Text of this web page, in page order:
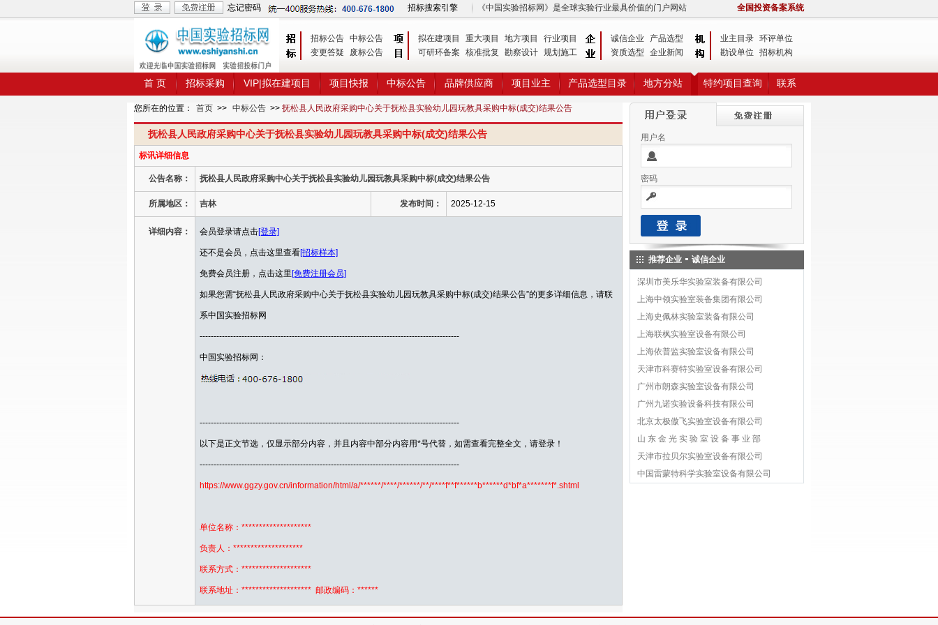
忘记密码 招标搜索引擎 《中国实验招标网》是全球实验行业最具价值的门户网站 全国投资备案系统
招标公告 中标公告
变更答疑
废标公告
拟在建项目 重大项目 地方项目
行业项目
可研环备案
核准批复 勘察设计 规划施工
诚信企业
产品选型
资质选型
企业新闻
业主目录 环评单位
勘设单位
招标机构
首 页 招标采购 VIP|拟在建项目 项目快报 中标公告 品牌供应商 项目业主 产品选型目录 地方分站 特约项目查询 联系
您所在的位置： 首页 >> 中标公告 >> 抚松县人民政府采购中心关于抚松县实验幼儿园玩教具采购中标(成交)结果公告
抚松县人民政府采购中心关于抚松县实验幼儿园玩教具采购中标(成交)结果公告
标讯详细信息
公告名称： 抚松县人民政府采购中心关于抚松县实验幼儿园玩教具采购中标(成交)结果公告
所属地区： 吉林 发布时间： 2025-12-15
详细内容： 会员登录请点击[登录]
还不是会员，点击这里查看[招标样本]
免费会员注册，点击这里 [免费注册会员]
如果您需“抚松县人民政府采购中心关于抚松县实验幼儿园玩教具采购中标(成交)结果公告”的更多详细信息，请联
系中国实验招标网
---------------------------------------------------------------------------------------------
中国实验招标网：
---------------------------------------------------------------------------------------------
以下是正文节选，仅显示部分内容，并且内容中部分内容用*号代替，如需查看完整全文，请登录！
---------------------------------------------------------------------------------------------
https://www.ggzy.gov.cn/information/html/a/******/****/******/**/****f**f******b******d*bf*a*******f*.shtml
单位名称：********************
负责人：********************
联系方式：********************
联系地址：******************** 邮政编码：******
用户名
密码
推荐企业 诚信企业
深圳市美乐华实验室装备有限公司
上海中领实验室装备集团有限公司
上海史佩林实验室装备有限公司
上海联枫实验室设备有限公司
上海依普监实验室设备有限公司
天津市科赛特实验室设备有限公司
广州市朗森实验室设备有限公司
广州九诺实验设备科技有限公司
北京太极傲飞实验室设备有限公司
山 东 金 光 实 验 室 设 备 事 业 部
天津市拉贝尔实验室设备有限公司
中国雷蒙特科学实验室设备有限公司